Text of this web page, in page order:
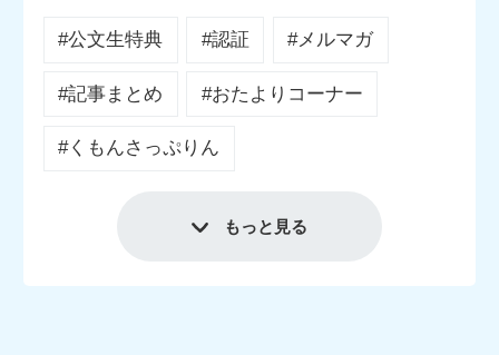
#公文生特典 #認証 #メルマガ
#記事まとめ #おたよりコーナー
#くもんさっぷりん
もっと見る